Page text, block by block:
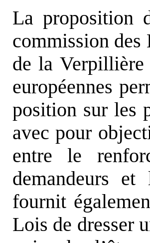
La proposition
commission
de la
européennes
position sur les
avec pour
entre le
demandeurs
fournit
Lois de dresser